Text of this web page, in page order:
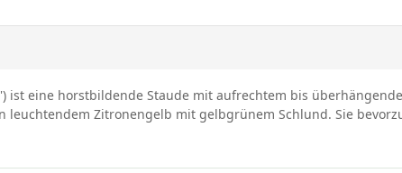
ist eine horstbildende Staude mit aufrechtem bis
Zitronengelb mit gelbgrünem Schlund. Sie